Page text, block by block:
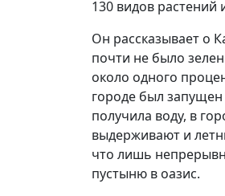
130 видов
Он рассказывает о
почти не было
около одного
городе был
получила воду, в
выдерживают и
что лишь
пустыню в оазис.